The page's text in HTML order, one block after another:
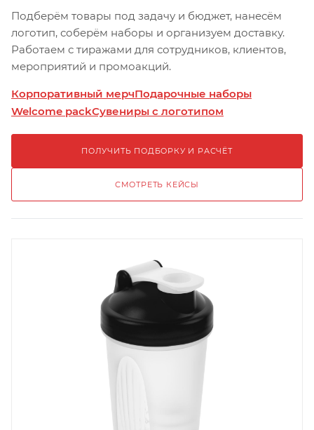
Подберём товары под задачу и бюджет, нанесём
логотип, соберём наборы и организуем доставку.
Работаем с тиражами для сотрудников, клиентов,
мероприятий и промоакций.
Корпоративный мерчПодарочные наборы
Welcome packСувениры с логотипом
ПОЛУЧИТЬ ПОДБОРКУ И РАСЧЁТ
СМОТРЕТЬ КЕЙСЫ